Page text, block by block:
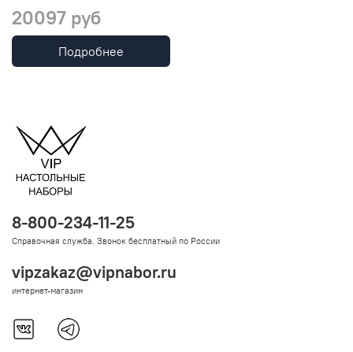
20097 руб
Подробнее
8-800-234-11-25
Справочная служба. Звонок бесплатный по России
vipzakaz@vipnabor.ru
интернет-магазин